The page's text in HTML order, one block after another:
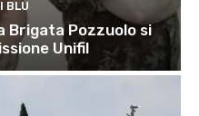
BLU
Brigata Pozzuolo si
Unifil